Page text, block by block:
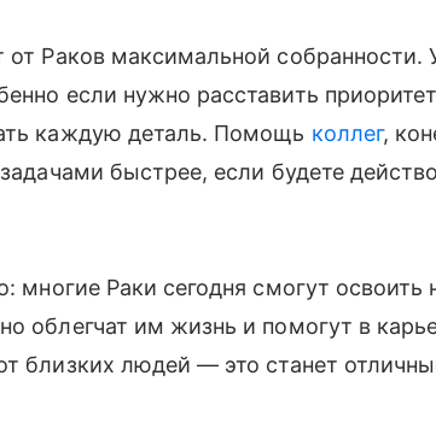
от Раков максимальной
если нужно расставить
каждую деталь. Помощь коллег,
быстрее, если будете
многие Раки сегодня смогут освоить
облегчат им жизнь и помогут в
близких людей — это станет